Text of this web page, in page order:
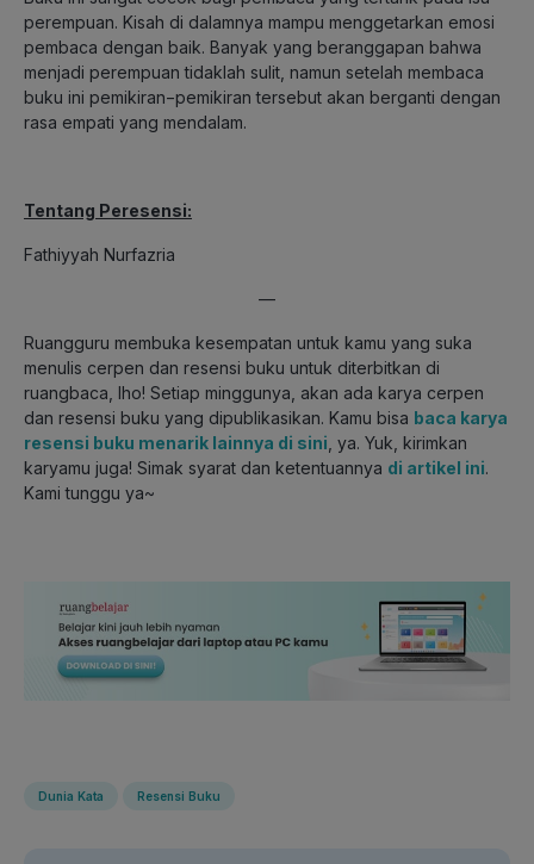
perempuan. Kisah di dalamnya mampu menggetarkan emosi
pembaca dengan baik. Banyak yang beranggapan bahwa
menjadi perempuan tidaklah sulit, namun setelah membaca
buku ini pemikiran−pemikiran tersebut akan berganti dengan
rasa empati yang mendalam.
Tentang Peresensi:
Fathiyyah Nurfazria
—
Ruangguru membuka kesempatan untuk kamu yang suka
menulis cerpen dan resensi buku untuk diterbitkan di
ruangbaca, lho! Setiap minggunya, akan ada karya cerpen
dan resensi buku yang dipublikasikan. Kamu bisa baca karya
resensi buku menarik lainnya di sini, ya. Yuk, kirimkan
karyamu juga! Simak syarat dan ketentuannya di artikel ini.
Kami tunggu ya~
Dunia Kata Resensi Buku